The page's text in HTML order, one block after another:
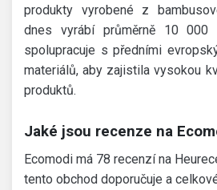
produkty vyrobené z
dnes vyrábí průměrně 10 000
spolupracuje s předními
materiálů, aby zajistila vysokou
produktů.
Jaké jsou recenze na
Ecomodi má 78 recenzí na
tento obchod doporučuje a